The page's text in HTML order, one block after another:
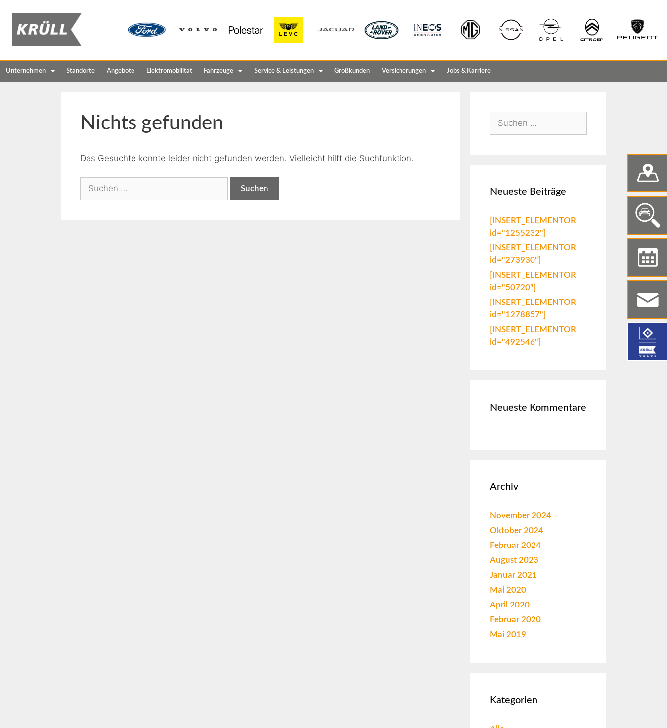
Unternehmen Standorte Angebote Elektromobilität Fahrzeuge Service & Leistungen Großkunden Versicherungen Jobs & Karriere
Nichts gefunden
Das Gesuchte konnte leider nicht gefunden werden. Vielleicht hilft die Suchfunktion.
Neueste Beiträge
[INSERT_ELEMENTOR
id="1255232"]
[INSERT_ELEMENTOR
id="273930"]
[INSERT_ELEMENTOR
id="50720"]
[INSERT_ELEMENTOR
id="1278857"]
[INSERT_ELEMENTOR
id="492546"]
Neueste Kommentare
Archiv
November 2024
Oktober 2024
Februar 2024
August 2023
Januar 2021
Mai 2020
April 2020
Februar 2020
Mai 2019
Kategorien